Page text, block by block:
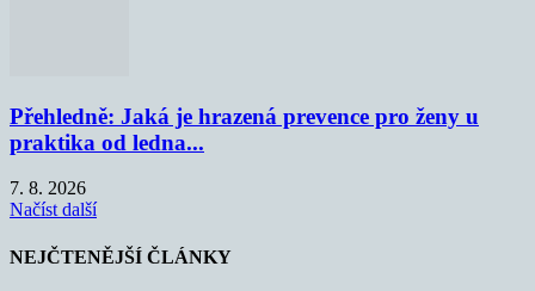
Přehledně: Jaká je hrazená prevence pro ženy u
praktika od ledna...
7. 8. 2026
Načíst další
NEJČTENĚJŠÍ ČLÁNKY